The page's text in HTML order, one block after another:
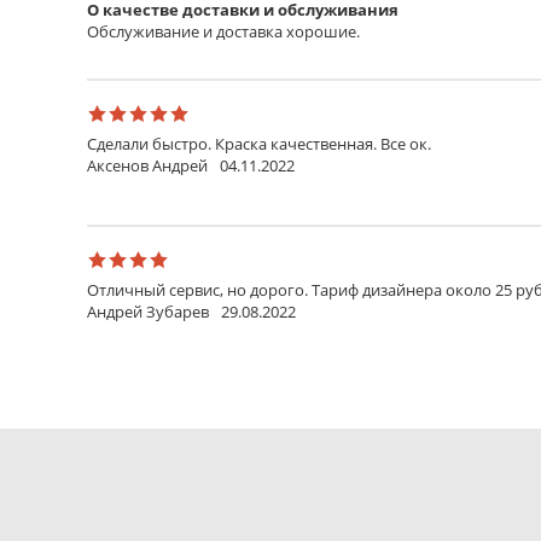
Трос металлический
Изящная металлическая планка с держателем
золото.
Профиль
необходимости легко отщелкивается, что
серый или прозрачный.
Держатель
Держатель металлический вжимается в
О качестве доставки и обслуживания
Обслуживание и доставка хорошие.
Сделали быстро. Краска качественная. Все ок.
Аксенов Андрей 04.11.2022
Отличный сервис, но дорого. Тариф дизайнера около 25
Андрей Зубарев 29.08.2022